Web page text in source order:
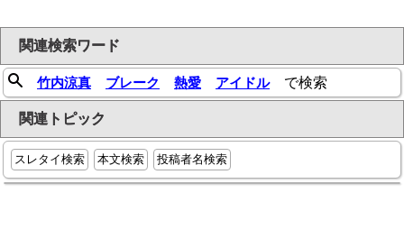
関連検索ワード
竹内涼真 ブレーク 熱愛 アイドルで検索
関連トピック
スレタイ検索 本文検索 投稿者名検索